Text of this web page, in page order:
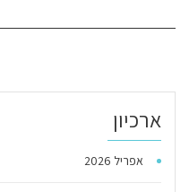
ארכיון
אפריל 2026